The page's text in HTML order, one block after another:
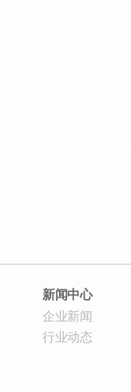
新闻中心
企业新闻
行业动态